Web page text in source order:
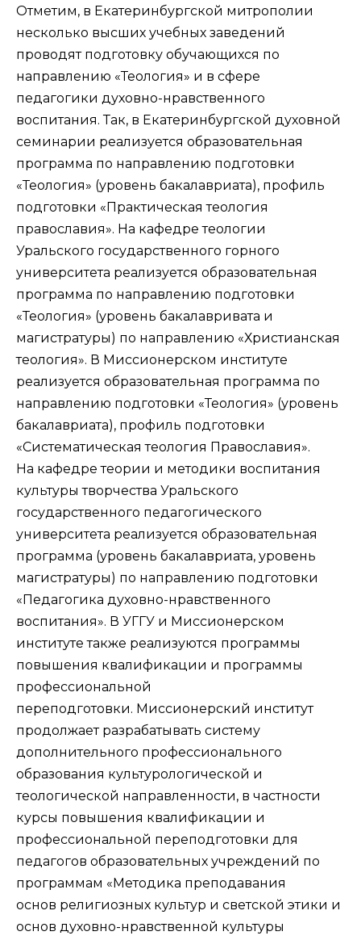
Отметим, в Екатеринбургской митрополии
несколько высших учебных заведений
проводят подготовку обучающихся по
направлению «Теология» и в сфере
педагогики духовно-нравственного
воспитания. Так, в Екатеринбургской духовной
семинарии реализуется образовательная
программа по направлению подготовки
«Теология» (уровень бакалавриата), профиль
подготовки «Практическая теология
православия». На кафедре теологии
Уральского государственного горного
университета реализуется образовательная
программа по направлению подготовки
«Теология» (уровень бакалавривата и
магистратуры) по направлению «Христианская
теология». В Миссионерском институте
реализуется образовательная программа по
направлению подготовки «Теология» (уровень
бакалавриата), профиль подготовки
«Систематическая теология Православия».
На кафедре теории и методики воспитания
культуры творчества Уральского
государственного педагогического
университета реализуется образовательная
программа (уровень бакалавриата, уровень
магистратуры) по направлению подготовки
«Педагогика духовно-нравственного
воспитания». В УГГУ и Миссионерском
институте также реализуются программы
повышения квалификации и программы
профессиональной
переподготовки. Миссионерский институт
продолжает разрабатывать систему
дополнительного профессионального
образования культурологической и
теологической направленности, в частности
курсы повышения квалификации и
профессиональной переподготовки для
педагогов образовательных учреждений по
программам «Методика преподавания
основ религиозных культур и светской этики и
основ духовно-нравственной культуры